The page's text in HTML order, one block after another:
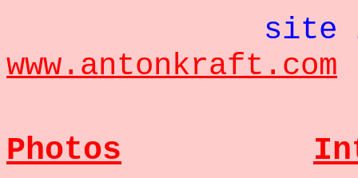
site
www.antonkraft.com
Photos